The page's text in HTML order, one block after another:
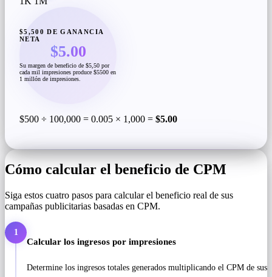
$5,500 DE GANANCIA
NETA
$5.00
Su margen de beneficio de $5,50 por
cada mil impresiones produce $5500 en
1 millón de impresiones.
$500 ÷ 100,000 = 0.005 × 1,000 = $5.00
Cómo calcular el beneficio de CPM
Siga estos cuatro pasos para calcular el beneficio real de sus
campañas publicitarias basadas en CPM.
1
Calcular los ingresos por impresiones
Determine los ingresos totales generados multiplicando el CPM de sus